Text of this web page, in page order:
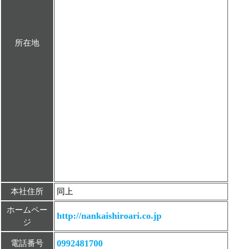
所在地
本社住所 同上
ホームペー
ジ
http://nankaishiroari.co.jp
電話番号 0992481700